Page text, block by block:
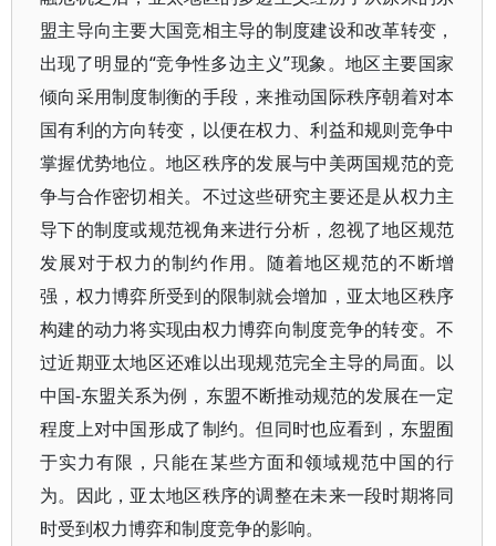
盟主导向主要大国竞相主导的制度建设和改革转变，
出现了明显的“竞争性多边主义”现象。地区主要国家
倾向采用制度制衡的手段，来推动国际秩序朝着对本
国有利的方向转变，以便在权力、利益和规则竞争中
掌握优势地位。地区秩序的发展与中美两国规范的竞
争与合作密切相关。不过这些研究主要还是从权力主
导下的制度或规范视角来进行分析，忽视了地区规范
发展对于权力的制约作用。随着地区规范的不断增
强，权力博弈所受到的限制就会增加，亚太地区秩序
构建的动力将实现由权力博弈向制度竞争的转变。不
过近期亚太地区还难以出现规范完全主导的局面。以
中国-东盟关系为例，东盟不断推动规范的发展在一定
程度上对中国形成了制约。但同时也应看到，东盟囿
于实力有限，只能在某些方面和领域规范中国的行
为。因此，亚太地区秩序的调整在未来一段时期将同
时受到权力博弈和制度竞争的影响。